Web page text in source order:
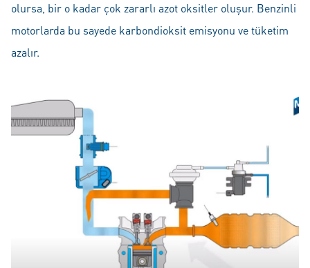
olursa, bir o kadar çok zararlı azot oksitler oluşur. Benzinli
motorlarda bu sayede karbondioksit emisyonu ve tüketim
azalır.